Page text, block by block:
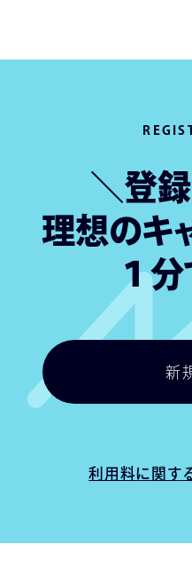
＼登録
理想のキ
１
新
利用料に関す